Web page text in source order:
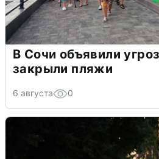
В Сочи объявили
закрыли пляжи
6 августа 0